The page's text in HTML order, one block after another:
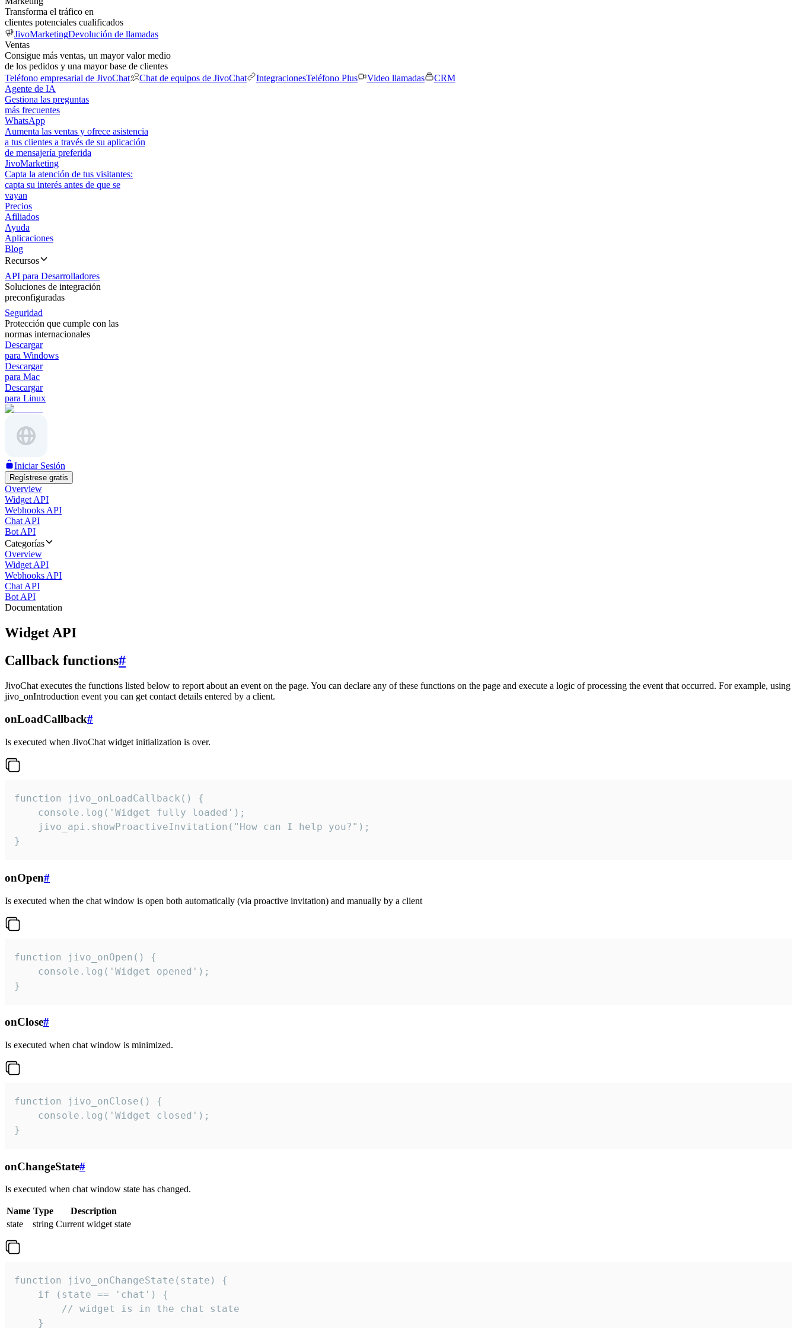
Transforma el tráfico en
clientes potenciales cualificados
JivoMarketingDevolución de llamadas
Ventas
Consigue más ventas, un mayor valor medio
de los pedidos y una mayor base de clientes
Teléfono empresarial de JivoChat
Chat de equipos de JivoChat IntegracionesTeléfono Plus Video llamadas
CRM
Agente de IA
Gestiona las preguntas
más frecuentes
WhatsApp
Aumenta las ventas y ofrece asistencia
a tus clientes a través de su aplicación
de mensajería preferida
JivoMarketing
Capta la atención de tus visitantes:
capta su interés antes de que se
vayan
Precios
Afiliados
Ayuda
Aplicaciones
Blog
Recursos
API para Desarrolladores
Soluciones de integración
preconfiguradas
Seguridad
Protección que cumple con las
normas internacionales
Descargar
para Windows
Descargar
para Mac
Descargar
para Linux
Iniciar Sesión
Regístrese gratis
Overview
Widget API
Webhooks API
Chat API
Bot API
Categorías
Overview
Widget API
Webhooks API
Chat API
Bot API
Documentation
Widget API
Callback functions#
JivoChat executes the functions listed below to report about an event on the page. You can declare any of these functions on the page and execute a logic of processing the event that occurred. For example, using
jivo_onIntroduction event you can get contact details entered by a client.
onLoadCallback#
Is executed when JivoChat widget initialization is over.
function jivo_onLoadCallback() {
    console.log('Widget fully loaded');
    jivo_api.showProactiveInvitation("How can I help you?");
}
onOpen#
Is executed when the chat window is open both automatically (via proactive invitation) and manually by a client
function jivo_onOpen() {
    console.log('Widget opened');
}
onClose#
Is executed when chat window is minimized.
function jivo_onClose() {
    console.log('Widget closed');
}
onChangeState#
Is executed when chat window state has changed.
Name Type
Description
state
string Current widget state
function jivo_onChangeState(state) {
    if (state == 'chat') {
        // widget is in the chat state
    }